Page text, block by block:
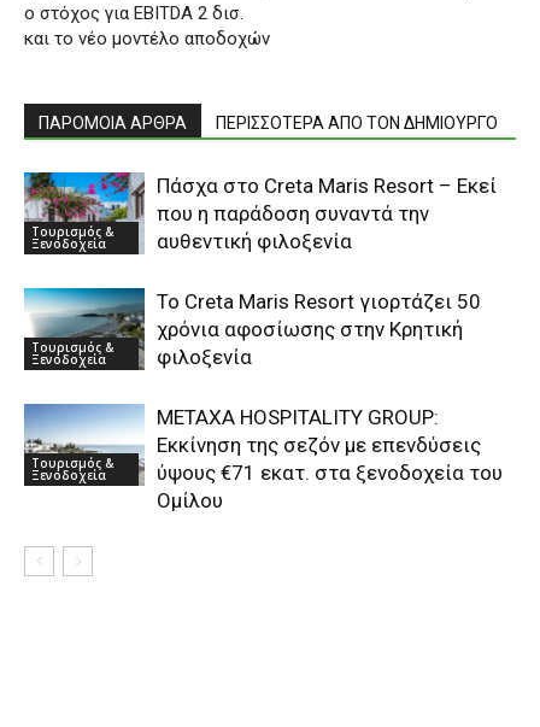
ο στόχος για EBITDA 2 δισ.
και το νέο μοντέλο αποδοχών
ΠΑΡΟΜΟΙΑ ΑΡΘΡΑ ΠΕΡΙΣΣΟΤΕΡΑ ΑΠΟ ΤΟΝ ΔΗΜΙΟΥΡΓΟ
Τουρισμός &
Ξενοδοχεία
Πάσχα στο Creta Maris Resort – Εκεί
που η παράδοση συναντά την
αυθεντική φιλοξενία
Τουρισμός &
Ξενοδοχεία
Το Creta Maris Resort γιορτάζει 50
χρόνια αφοσίωσης στην Κρητική
φιλοξενία
Τουρισμός &
Ξενοδοχεία
METAXA HOSPITALITY GROUP:
Εκκίνηση της σεζόν με επενδύσεις
ύψους €71 εκατ. στα ξενοδοχεία του
Ομίλου